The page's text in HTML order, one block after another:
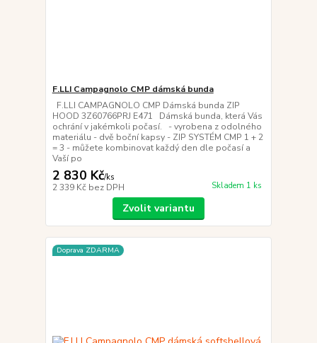
F.LLI Campagnolo CMP dámská bunda
F.LLI CAMPAGNOLO CMP Dámská bunda ZIP
HOOD 3Z60766PRJ E471 Dámská bunda, která Vás
ochrání v jakémkoli počasí. - vyrobena z odolného
materiálu - dvě boční kapsy - ZIP SYSTÉM CMP 1 + 2
= 3 - můžete kombinovat každý den dle počasí a
Vaší po
2 830 Kč/ks
2 339 Kč bez DPH Skladem 1 ks
Zvolit variantu
Doprava ZDARMA